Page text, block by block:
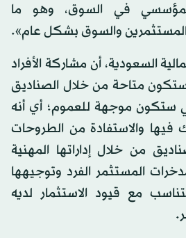
في السوق، وهو ما
والسوق بشكل عام».
السعودية، أن مشاركة الأفراد
ستكون متاحة من خلال الصناديق
ستكون موجهة للعموم؛ أي أنه
فيها والاستفادة من الطروحات
من خلال إداراتها المهنية
المستثمر الفرد وتوجيهها
مع قيود الاستثمار لديه